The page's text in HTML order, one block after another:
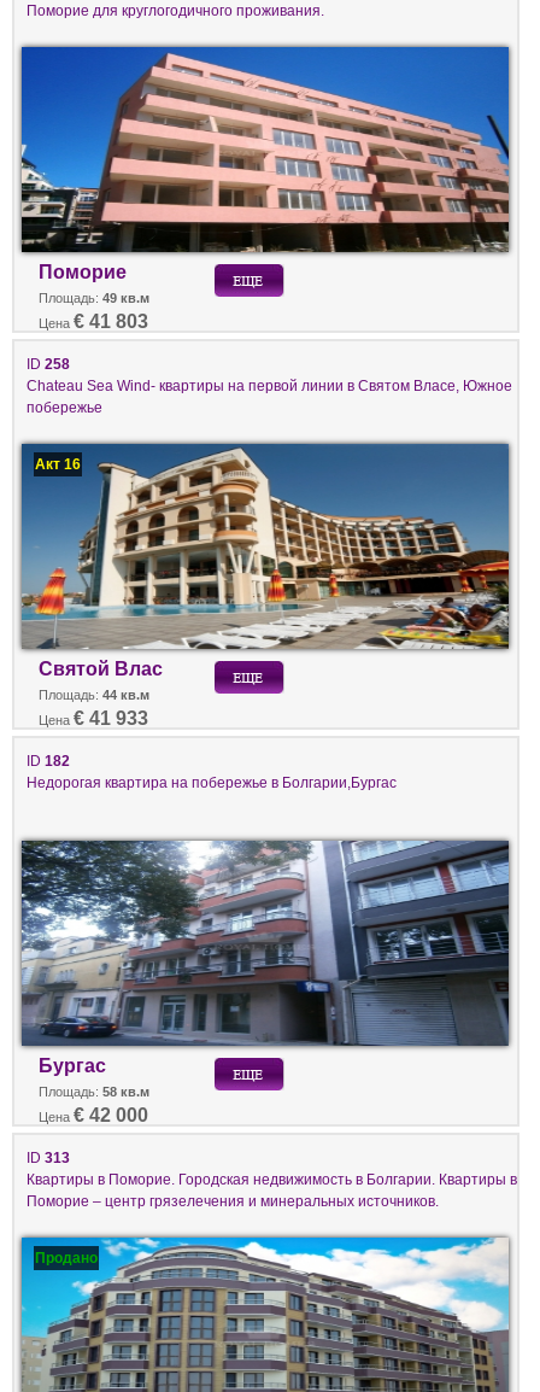
Поморие для круглогодичного проживания.
Поморие
Площадь: 49 кв.м
Цена € 41 803
ID 258
Chateau Sea Wind- квартиры на первой линии в Святом Власе, Южное
побережье
Акт 16
Святой Влас
Площадь: 44 кв.м
Цена € 41 933
ID 182
Недорогая квартира на побережье в Болгарии,Бургас
Бургас
Площадь: 58 кв.м
Цена € 42 000
ID 313
Квартиры в Поморие. Городская недвижимость в Болгарии. Квартиры в
Поморие – центр грязелечения и минеральных источников.
Продано